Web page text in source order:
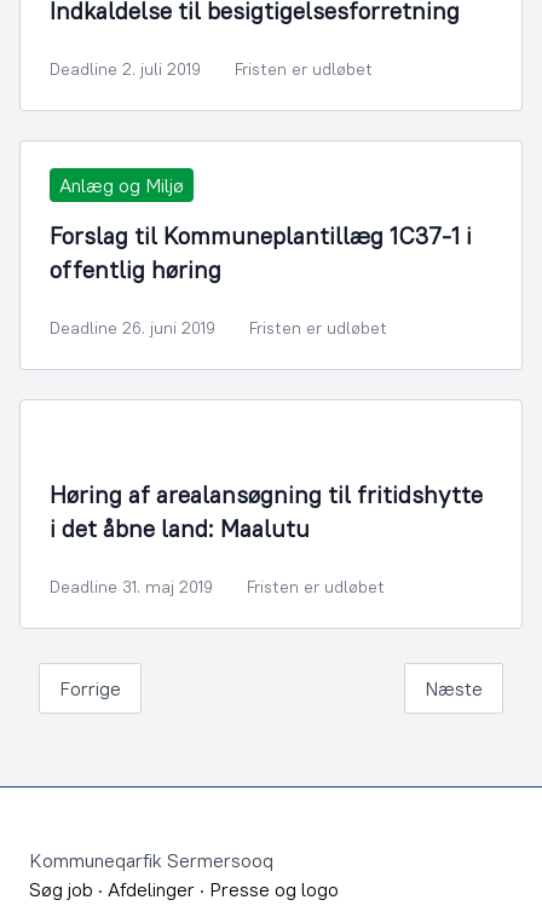
Indkaldelse til besigtigelsesforretning
Deadline 2. juli 2019 Fristen er udløbet
Anlæg og Miljø
Forslag til Kommuneplantillæg 1C37-1 i
offentlig høring
Deadline 26. juni 2019 Fristen er udløbet
Høring af arealansøgning til fritidshytte
i det åbne land: Maalutu
Deadline 31. maj 2019 Fristen er udløbet
Forrige Næste
Kommuneqarfik Sermersooq
Søg job · Afdelinger · Presse og logo